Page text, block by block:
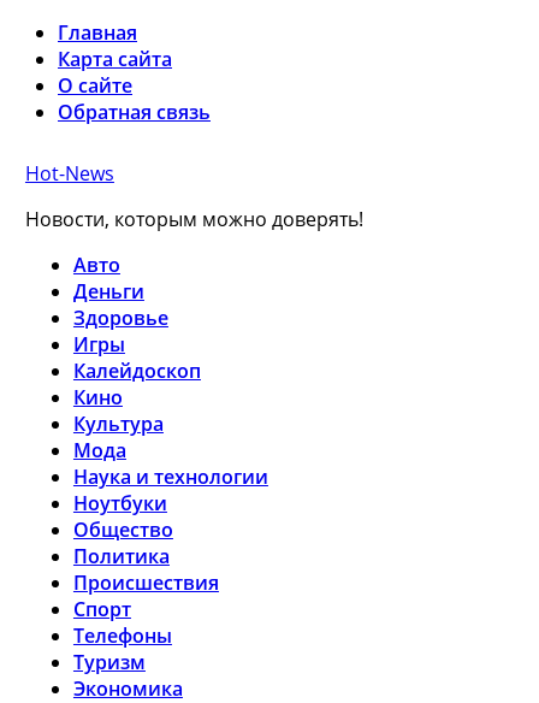
Главная
Карта сайта
О сайте
Обратная связь
Hot-News
Новости, которым можно доверять!
Авто
Деньги
Здоровье
Игры
Калейдоскоп
Кино
Культура
Мода
Наука и технологии
Ноутбуки
Общество
Политика
Происшествия
Спорт
Телефоны
Туризм
Экономика